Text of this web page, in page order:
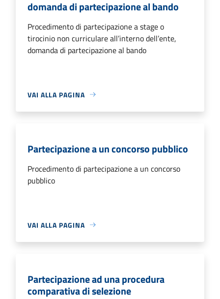
domanda di partecipazione al bando
Procedimento di partecipazione a stage o
tirocinio non curriculare all’interno dell’ente,
domanda di partecipazione al bando
VAI ALLA PAGINA
Partecipazione a un concorso pubblico
Procedimento di partecipazione a un concorso
pubblico
VAI ALLA PAGINA
Partecipazione ad una procedura
comparativa di selezione